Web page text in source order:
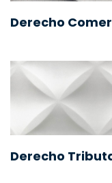
Derecho
Derecho